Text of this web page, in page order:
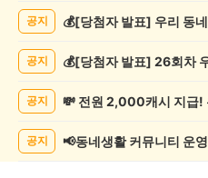
임/
목
공지
공지
공지
공지 📢동네생활 커뮤니티 운